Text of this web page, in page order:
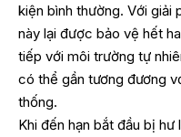
kiện bình thường. Với giải
này lại được bảo vệ hết
tiếp với môi trường tự
có thể gần tương đương
thống.
Khi đến hạn bắt đầu bị